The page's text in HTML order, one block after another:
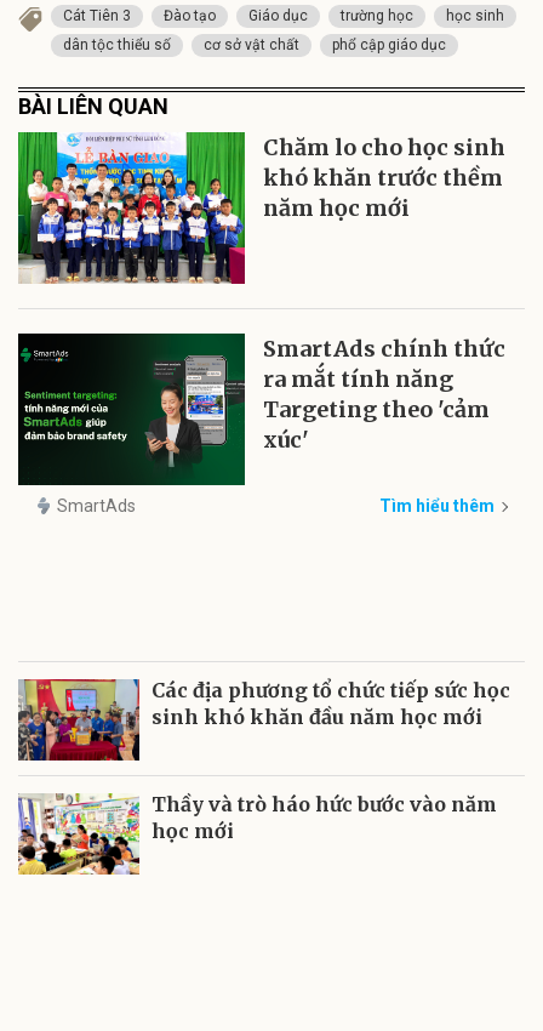
Cát Tiên 3 Đào tạo Giáo dục trường học
học sinh
dân tộc thiểu số
cơ sở vật chất phổ cập giáo dục
BÀI LIÊN QUAN
Chăm lo cho học sinh
khó khăn trước thềm
năm học mới
SmartAds chính thức
ra mắt tính năng
Targeting theo 'cảm
xúc'
SmartAds Tìm hiểu thêm
Các địa phương tổ chức tiếp sức học
sinh khó khăn đầu năm học mới
Thầy và trò háo hức bước vào năm
học mới